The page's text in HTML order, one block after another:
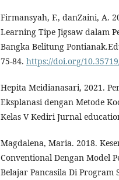
Firmansyah, F., danZaini, A.
Learning Tipe Jigsaw dalam
Bangka Belitung
75-84. https://doi.org/
Hepita Meidianasari, 2021.
Eksplanasi dengan Metode
Kelas V Kediri Jurnal
Magdalena, Maria. 2018.
Conventional Dengan Model
Belajar Pancasila Di